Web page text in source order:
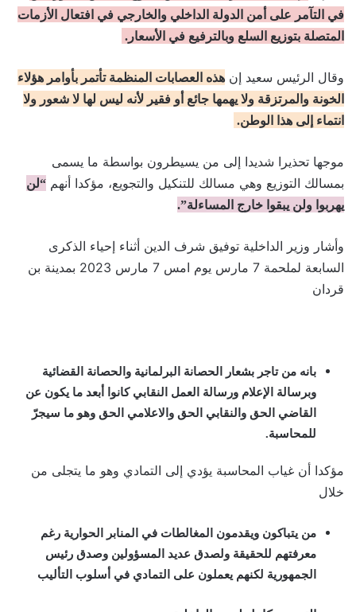
في التآمر على أمن الدولة الداخلي والخارجي في افتعال الأزمات
المتصلة بتوزيع السلع وبالترفيع في الأسعار.
وقال الرئيس سعيد إن هذه العصابات المنظمة تأتمر بأوامر هؤلاء
الخونة والمرتزقة ولا يهمها جائع أو فقير لأنه ليس لها لا شعور ولا
انتماء إلى هذا الوطن.
موجها تحذيرا شديدا إلى من يسيطرون بواسطة ما يسمى
بمسالك التوزيع وهي مسالك للتنكيل والتجويع، مؤكدا أنهم “لن
يهربوا ولن يبقوا خارج المساءلة”.
وأشار وزير الداخلية توفيق شرف الدين أثناء إحياء الذكرى
السابعة لملحمة 7 مارس يوم امس 7 مارس 2023 بمدينة بن
قردان
بانه من تاجر بشعار الحصانة البرلمانية والحصانة القضائية
وبرسالة الإعلام ورسالة العمل النقابي كانوا أبعد ما يكون عن
القاضي الحق والنقابي الحق والاعلامي الحق وهو ما سيجرّ
للمحاسبة.
مؤكدا أن غياب المحاسبة يؤدي إلى التمادي وهو ما يتجلى من
خلال
من يتباكون ويقدمون المغالطات في المنابر الحوارية رغم
معرفتهم للحقيقة ولصدق عديد المسؤولين وصدق رئيس
الجمهورية لكنهم يعملون على التمادي في أسلوب التأليب